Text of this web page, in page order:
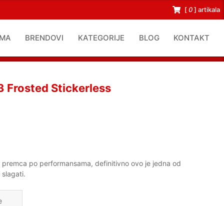
[0] artikala
BRENDOVI KATEGORIJE BLOG KONTAKT
Frosted Stickerless
po performansama, definitivno ovo je jedna od